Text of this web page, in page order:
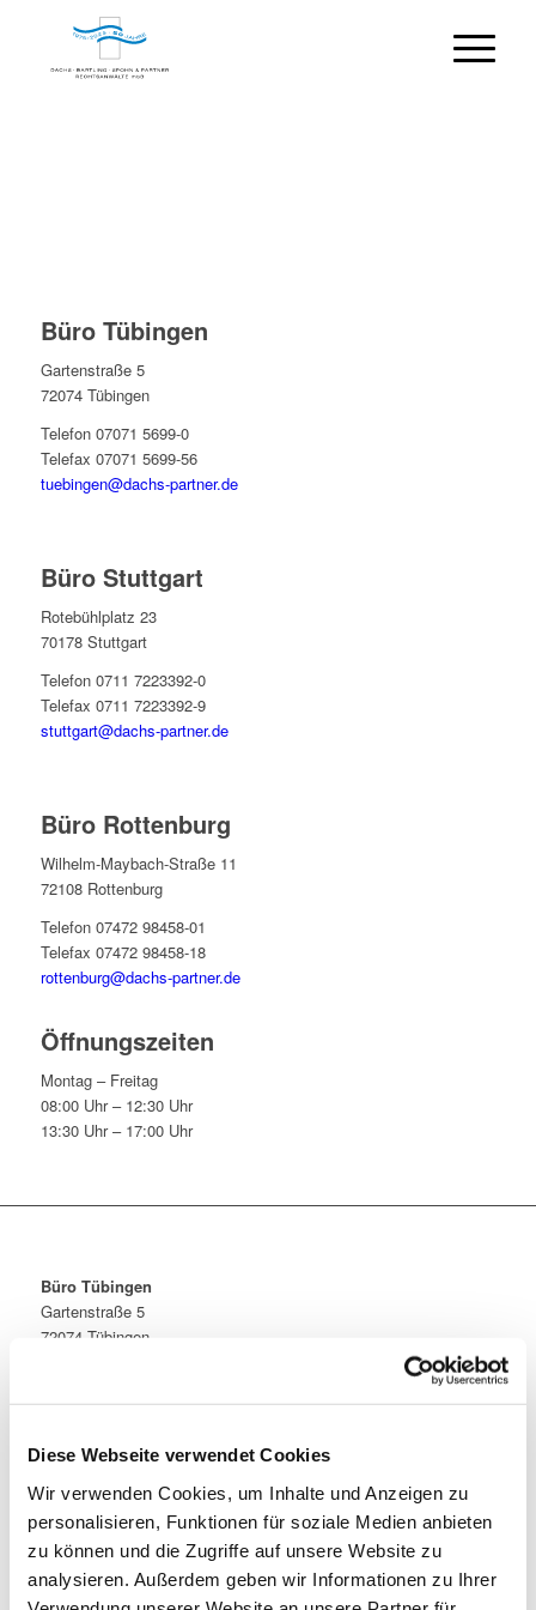
Diese Webseite verwendet Cookies
Wir verwenden Cookies, um Inhalte und Anzeigen zu
personalisieren, Funktionen für soziale Medien anbieten
zu können und die Zugriffe auf unsere Website zu
analysieren. Außerdem geben wir Informationen zu Ihrer
Büro Tübingen
Gartenstraße 5
72074 Tübingen
Telefon 07071 5699-0
Telefax 07071 5699-56
tuebingen@dachs-partner.de
Büro Stuttgart
Rotebühlplatz 23
70178 Stuttgart
Telefon 0711 7223392-0
Telefax 0711 7223392-9
stuttgart@dachs-partner.de
Büro Rottenburg
Wilhelm-Maybach-Straße 11
72108 Rottenburg
Telefon 07472 98458-01
Telefax 07472 98458-18
rottenburg@dachs-partner.de
Öffnungszeiten
Montag – Freitag
08:00 Uhr – 12:30 Uhr
13:30 Uhr – 17:00 Uhr
Büro Tübingen
Gartenstraße 5
72074 Tübingen
tuebingen@dachs-partner.de
Büro Stuttgart
70178 Stuttgart
Telefon 0711 7223392-0
Telefax 0711 7223392-9
stuttgart@dachs-partner.de